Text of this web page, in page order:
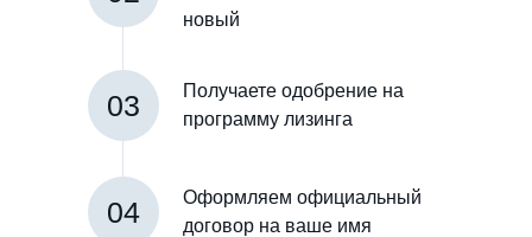
новый
03
Получаете одобрение на
программу лизинга
04
Оформляем официальный
договор на ваше имя